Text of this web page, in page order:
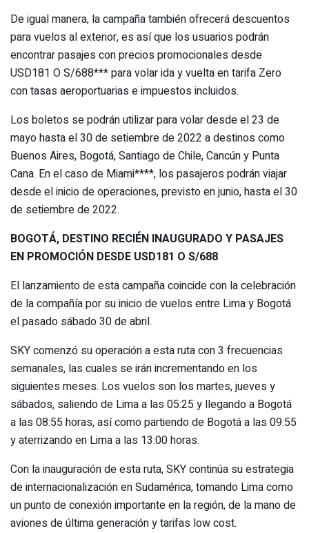
De igual manera, la campaña también ofrecerá descuentos
para vuelos al exterior, es así que los usuarios podrán
encontrar pasajes con precios promocionales desde
USD181 O S/688*** para volar ida y vuelta en tarifa Zero
con tasas aeroportuarias e impuestos incluidos.
Los boletos se podrán utilizar para volar desde el 23 de
mayo hasta el 30 de setiembre de 2022 a destinos como
Buenos Aires, Bogotá, Santiago de Chile, Cancún y Punta
Cana. En el caso de Miami****, los pasajeros podrán viajar
desde el inicio de operaciones, previsto en junio, hasta el 30
de setiembre de 2022.
BOGOTÁ, DESTINO RECIÉN INAUGURADO Y PASAJES
EN PROMOCIÓN DESDE USD181 O S/688
El lanzamiento de esta campaña coincide con la celebración
de la compañía por su inicio de vuelos entre Lima y Bogotá
el pasado sábado 30 de abril.
SKY comenzó su operación a esta ruta con 3 frecuencias
semanales, las cuales se irán incrementando en los
siguientes meses. Los vuelos son los martes, jueves y
sábados, saliendo de Lima a las 05:25 y llegando a Bogotá
a las 08:55 horas, así como partiendo de Bogotá a las 09:55
y aterrizando en Lima a las 13:00 horas.
Con la inauguración de esta ruta, SKY continúa su estrategia
de internacionalización en Sudamérica, tomando Lima como
un punto de conexión importante en la región, de la mano de
aviones de última generación y tarifas low cost.